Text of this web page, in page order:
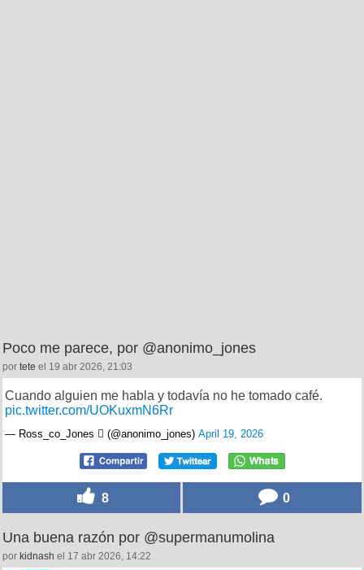
Poco me parece, por @anonimo_jones
por tete el 19 abr 2026, 21:03
Cuando alguien me habla y todavía no he tomado café.
pic.twitter.com/UOKuxmN6Rr
— Ross_co_Jones  (@anonimo_jones) April 19, 2026
8 0
Una buena razón por @supermanumolina
por kidnash el 17 abr 2026, 14:22